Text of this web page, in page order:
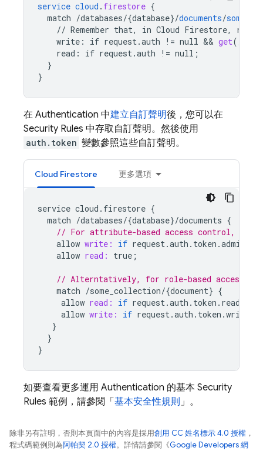
service cloud . firestore {
match /databases/{database}/documents/
// Remember that, in Cloud Firestore,
reads
write : if request.auth != null && get(
read : if request.auth != null ;
}
}
在 Authentication 中建立自訂聲明後，您可以在
Security Rules 中存取自訂聲明。然後使用
auth.token 變數參照這些自訂聲明。
Cloud Firestore 更多選項
service cloud . firestore {
match /databases/{database}/documents {
// For attribute-based access control,
allow write: if request.auth . token .admin
allow read: true ;
// Alterntatively, for role-based access,
match /some_collection/{document} {
allow read: if request.auth . token . reader
allow write: if request.auth . token .writer
}
}
}
如要查看更多運用 Authentication 的基本 Security
Rules 範例，請參閱「 基本安全性規則 」。
除非另有註明，否則本頁面中的內容是採用創用 CC 姓名標示 4.0 授權 ，
程式碼範例則為阿帕契 2.0 授權。詳情請參閱《Google Developers 網